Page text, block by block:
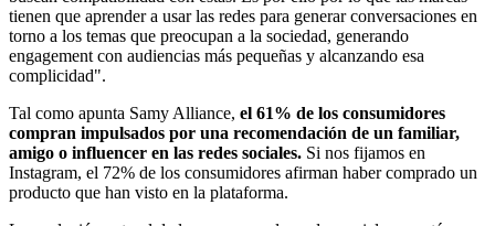
tienen que aprender a usar las redes para generar conversaciones en
torno a los temas que preocupan a la sociedad, generando
engagement con audiencias más pequeñas y alcanzando esa
complicidad".
Tal como apunta Samy Alliance, el 61% de los consumidores
compran impulsados por una recomendación de un familiar,
amigo o influencer en las redes sociales. Si nos fijamos en
Instagram, el 72% de los consumidores afirman haber comprado un
producto que han visto en la plataforma.